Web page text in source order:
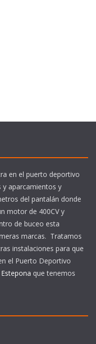
en el puerto deportivo
y aparcamientos y
del pantalán donde
motor de 400CV y
de buceo esta
marcas. Tratamos
instalaciones para que
el Puerto Deportivo
que tenemos